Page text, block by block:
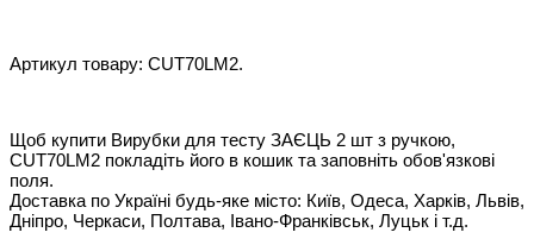
Артикул товару: CUT70LM2.
Щоб купити Вирубки для тесту ЗАЄЦЬ 2 шт з ручкою,
CUT70LM2 покладіть його в кошик та заповніть обов'язкові
поля.
Доставка по Україні будь-яке місто: Київ, Одеса, Харків, Львів,
Дніпро, Черкаси, Полтава, Івано-Франківськ, Луцьк і т.д.